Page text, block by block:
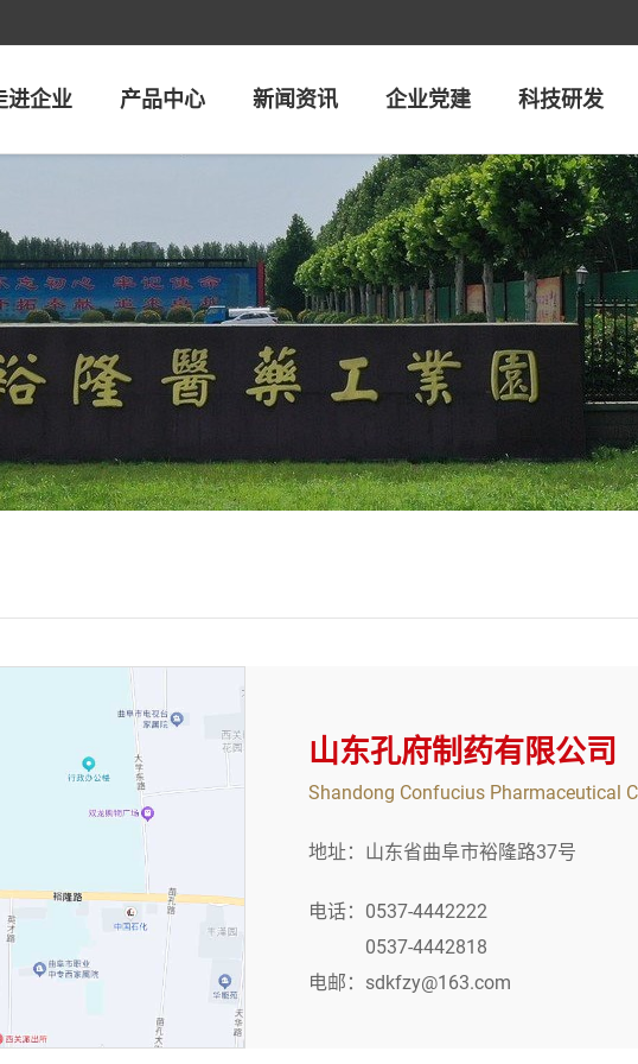
进企业 产品中心 新闻资讯 企业党建 科技研发
山东孔府制药有限公司
Shandong Confucius Pharmaceutical
地址：山东省曲阜市裕隆路37号
电话：0537-4442222
0537-4442818
电邮：sdkfzy@163.com